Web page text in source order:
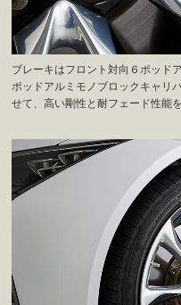
ブレーキはフロント対向６ポッド
ポッドアルミモノブロックキャリ
せて、高い剛性と耐フェード性能